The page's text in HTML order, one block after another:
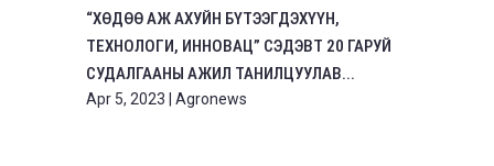
“ХӨДӨӨ АЖ АХУЙН БҮТЭЭГДЭХҮҮН,
ТЕХНОЛОГИ, ИННОВАЦ” СЭДЭВТ 20 ГАРУЙ
СУДАЛГААНЫ АЖИЛ ТАНИЛЦУУЛАВ...
Apr 5, 2023 Agronews